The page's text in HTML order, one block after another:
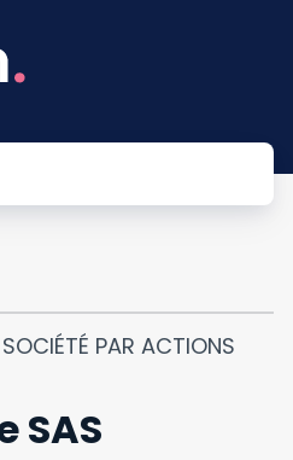
PAR ACTIONS
SAS